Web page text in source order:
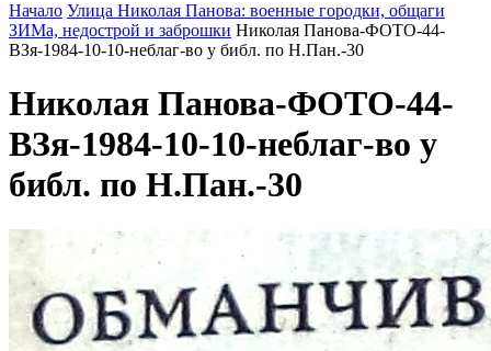
Начало Улица Николая Панова: военные городки, общаги
ЗИМа, недострой и заброшки Николая Панова-ФОТО-44-
ВЗя-1984-10-10-неблаг-во у библ. по Н.Пан.-30
Николая Панова-ФОТО-44-
ВЗя-1984-10-10-неблаг-во у
библ. по Н.Пан.-30